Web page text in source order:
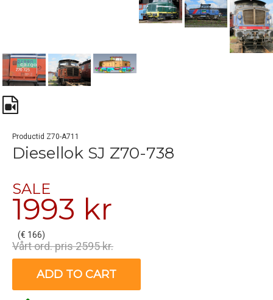
Productid Z70-A711
Diesellok SJ Z70-738
SALE
1993 kr
(€ 166)
Vårt ord. pris 2595 kr.
ADD TO CART